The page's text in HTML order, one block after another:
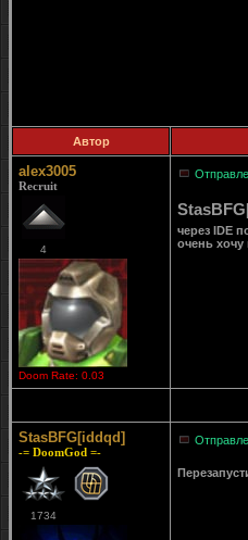
Автор
alex3005
Recruit
4
Doom Rate: 0.03
через IDE
очень хочу
StasBFG[iddqd]
-= DoomGod =-
1734